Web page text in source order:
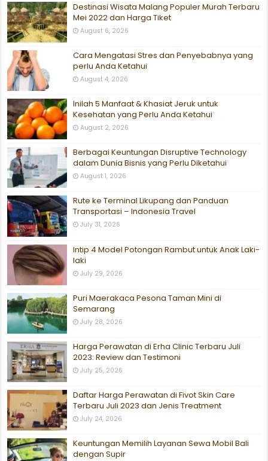
Destinasi Wisata Malang Populer Murah Terbaru
Mei 2022 dan Harga Tiket
August 6, 2026
Cara Mengatasi Stres dan Penyebabnya yang
perlu Anda Ketahui
August 4, 2026
Inilah 5 Manfaat & Khasiat Jeruk untuk
Kesehatan yang Perlu Anda Ketahui
August 2, 2026
Berbagai Keuntungan Disruptive Technology
dalam Dunia Bisnis yang Perlu Diketahui
August 1, 2026
Rute ke Terminal Likupang dan Panduan
Transportasi – Indonesia Travel
July 31, 2026
Intip 4 Model Potongan Rambut untuk Anak Laki-
laki
July 29, 2026
Puri Maerakaca Pesona Taman Mini di
Semarang
July 28, 2026
Harga Perawatan di Erha Clinic Terbaru Juli
2023: Review dan Testimoni
July 25, 2026
Daftar Harga Perawatan di Fivot Skin Care
Terbaru Juli 2023 dan Jenis Treatment
July 24, 2026
Keuntungan Memilih Layanan Sewa Mobil Bali
dengan Supir